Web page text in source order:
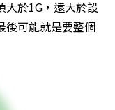
大於1G，遠大於設
後可能就是要整個